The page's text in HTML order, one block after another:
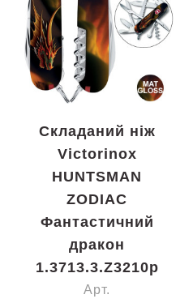
Складаний ніж
Victorinox
HUNTSMAN
ZODIAC
Фантастичний
дракон
1.3713.3.Z3210p
Арт.